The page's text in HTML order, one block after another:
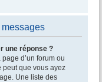
une réponse ?
d’un forum ou
peut que vous ayez
Une liste des